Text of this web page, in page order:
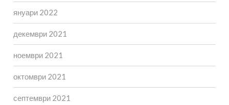
януари 2022
декември 2021
ноември 2021
октомври 2021
септември 2021